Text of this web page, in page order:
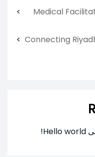
Medical
Connecting
Hello world!